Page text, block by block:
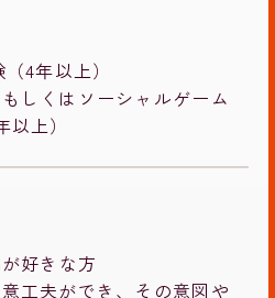
4年以上）
しくはソーシャルゲーム
上）
好きな方
工夫ができ、その意図や